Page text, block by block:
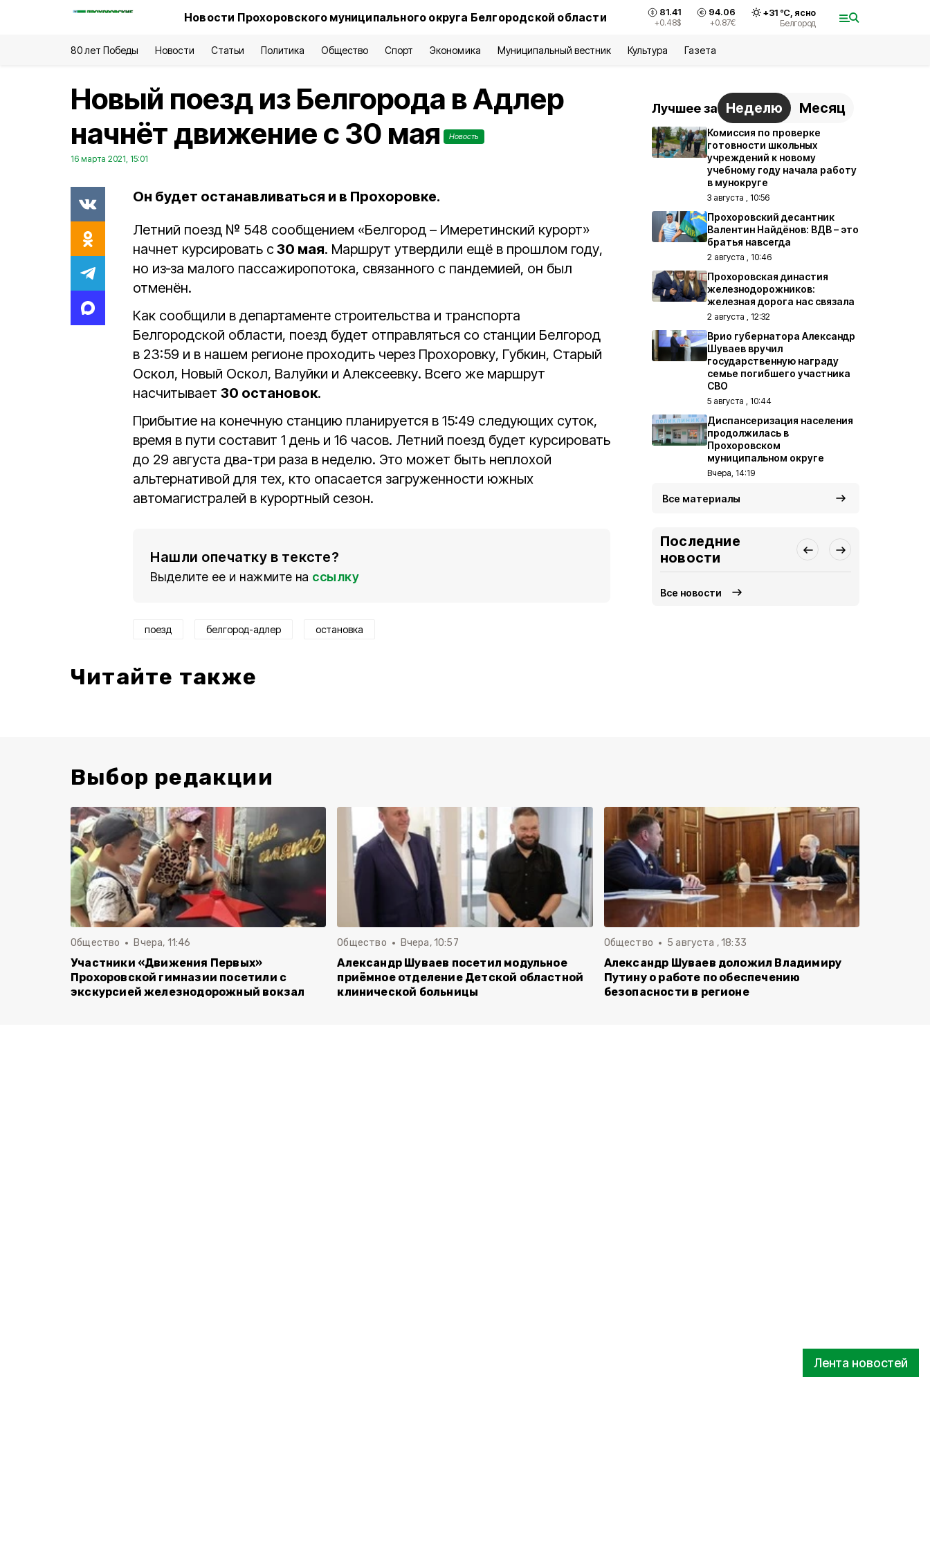
Новости Прохоровского муниципального округа Белгородской области 81.41
+0.48$
94.06
+0.87€
+31°С, ясно
Белгород
80 лет Победы Новости Статьи Политика Общество Спорт Экономика Муниципальный вестник Культура Газета
Лента новостей
Новый поезд из Белгорода в Адлер
начнёт движение с 30 мая
Новость
16 марта 2021, 15:01
Он будет останавливаться и в Прохоровке.
Летний поезд № 548 сообщением «Белгород – Имеретинский курорт»
начнет курсировать с 30 мая. Маршрут утвердили ещё в прошлом году,
но из‑за малого пассажиропотока, связанного с пандемией, он был
отменён.
Как сообщили в департаменте строительства и транспорта
Белгородской области, поезд будет отправляться со станции Белгород
в 23:59 и в нашем регионе проходить через Прохоровку, Губкин, Старый
Оскол, Новый Оскол, Валуйки и Алексеевку. Всего же маршрут
насчитывает 30 остановок.
Прибытие на конечную станцию планируется в 15:49 следующих суток,
время в пути составит 1 день и 16 часов. Летний поезд будет курсировать
до 29 августа два-три раза в неделю. Это может быть неплохой
альтернативой для тех, кто опасается загруженности южных
автомагистралей в курортный сезон.
Нашли опечатку в тексте?
Выделите ее и нажмите на ссылку
поезд белгород-адлер остановка
Читайте также
Лучшее за Неделю Месяц
Комиссия по проверке
готовности школьных
учреждений к новому
учебному году начала работу
в мунокруге
3 августа , 10:56
Прохоровский десантник
Валентин Найдёнов: ВДВ – это
братья навсегда
2 августа , 10:46
Прохоровская династия
железнодорожников:
железная дорога нас связала
2 августа , 12:32
Врио губернатора Александр
Шуваев вручил
государственную награду
семье погибшего участника
СВО
5 августа , 10:44
Диспансеризация населения
продолжилась в
Прохоровском
муниципальном округе
Вчера, 14:19
Все материалы
Последние
новости
Все новости
Выбор редакции
Общество Вчера, 11:46
Участники «Движения Первых»
Прохоровской гимназии посетили с
экскурсией железнодорожный вокзал
Общество Вчера, 10:57
Александр Шуваев посетил модульное
приёмное отделение Детской областной
клинической больницы
Общество 5 августа , 18:33
Александр Шуваев доложил Владимиру
Путину о работе по обеспечению
безопасности в регионе